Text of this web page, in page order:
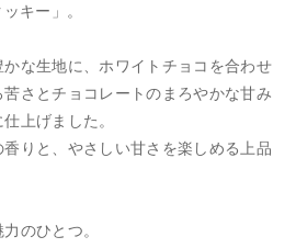
キー」。
な生地に、ホワイトチョコを合わせ
さとチョコレートのまろやかな甘み
上げました。
りと、やさしい甘さを楽しめる上品
のひとつ。